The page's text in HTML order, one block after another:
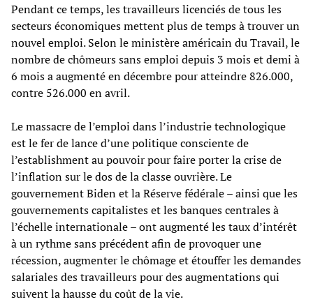
Pendant ce temps, les travailleurs licenciés de tous les
secteurs économiques mettent plus de temps à trouver un
nouvel emploi. Selon le ministère américain du Travail, le
nombre de chômeurs sans emploi depuis 3 mois et demi à
6 mois a augmenté en décembre pour atteindre 826.000,
contre 526.000 en avril.
Le massacre de l’emploi dans l’industrie technologique
est le fer de lance d’une politique consciente de
l’establishment au pouvoir pour faire porter la crise de
l’inflation sur le dos de la classe ouvrière. Le
gouvernement Biden et la Réserve fédérale – ainsi que les
gouvernements capitalistes et les banques centrales à
l’échelle internationale – ont augmenté les taux d’intérêt
à un rythme sans précédent afin de provoquer une
récession, augmenter le chômage et étouffer les demandes
salariales des travailleurs pour des augmentations qui
suivent la hausse du coût de la vie.